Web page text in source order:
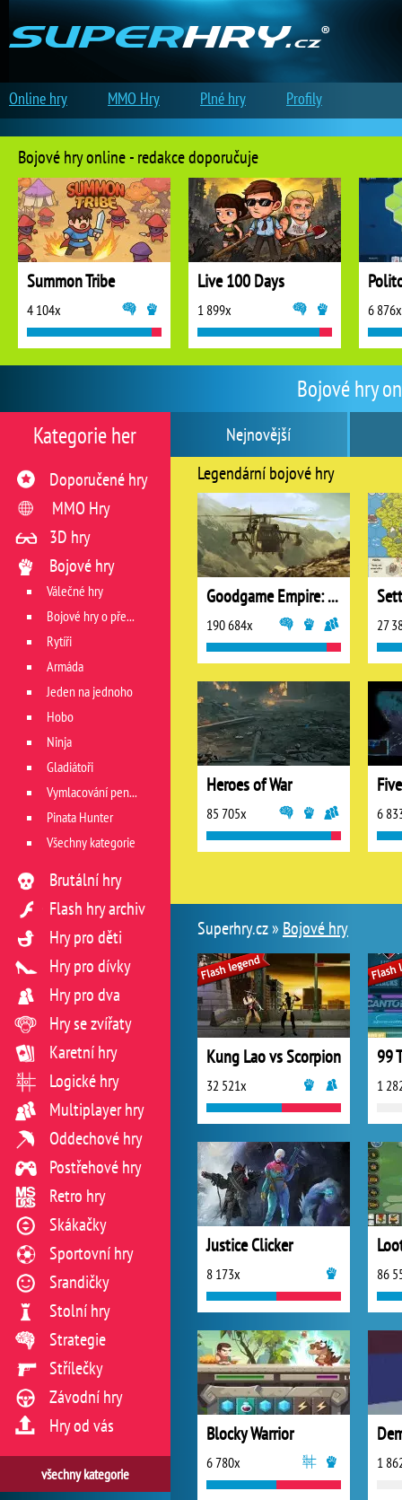
Bojové hry
Nejnovější
Legendární bojové hry
Goodgame Empire: World War 3
190 684x 27
Heroes of War
85 705x 6
Superhry.cz » Bojové hry
Kung Lao vs Scorpion
32 521x
99
1
Justice Clicker
8 173x 86
Blocky Warrior
6 780x 1
Kategorie her
Doporučené hry
MMO Hry
3D hry
Bojové hry
Válečné hry
Bojové hry o přežití
Rytíři
Armáda
Jeden na jednoho
Hobo
Ninja
Gladiátoři
Vymlacování peněz
Pinata Hunter
Všechny kategorie
Brutální hry
Flash hry archiv
Hry pro děti
Hry pro dívky
Hry pro dva
Hry se zvířaty
Karetní hry
Logické hry
Multiplayer hry
Oddechové hry
Postřehové hry
Retro hry
Skákačky
Sportovní hry
Srandičky
Stolní hry
Strategie
Střílečky
Závodní hry
Hry od vás
všechny kategorie
Bojové hry online - redakce doporučuje
Summon Tribe
4 104x
Live 100 Days
1 899x 6 876x
Online hry MMO Hry Plné hry Profily